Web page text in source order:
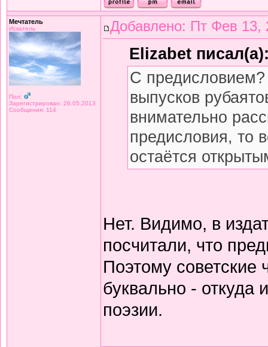
Мечтатель
Искатель
Пол:
Зарегистрирован: 26.05.2013
Сообщения: 114
Добавлено: Пт Фев 13,
Elizabet
С
выпусков
внимательно
предисловия, то
остаётся
Нет. Видимо, в
посчитали, что
Поэтому советские
буквально -
поэзии.